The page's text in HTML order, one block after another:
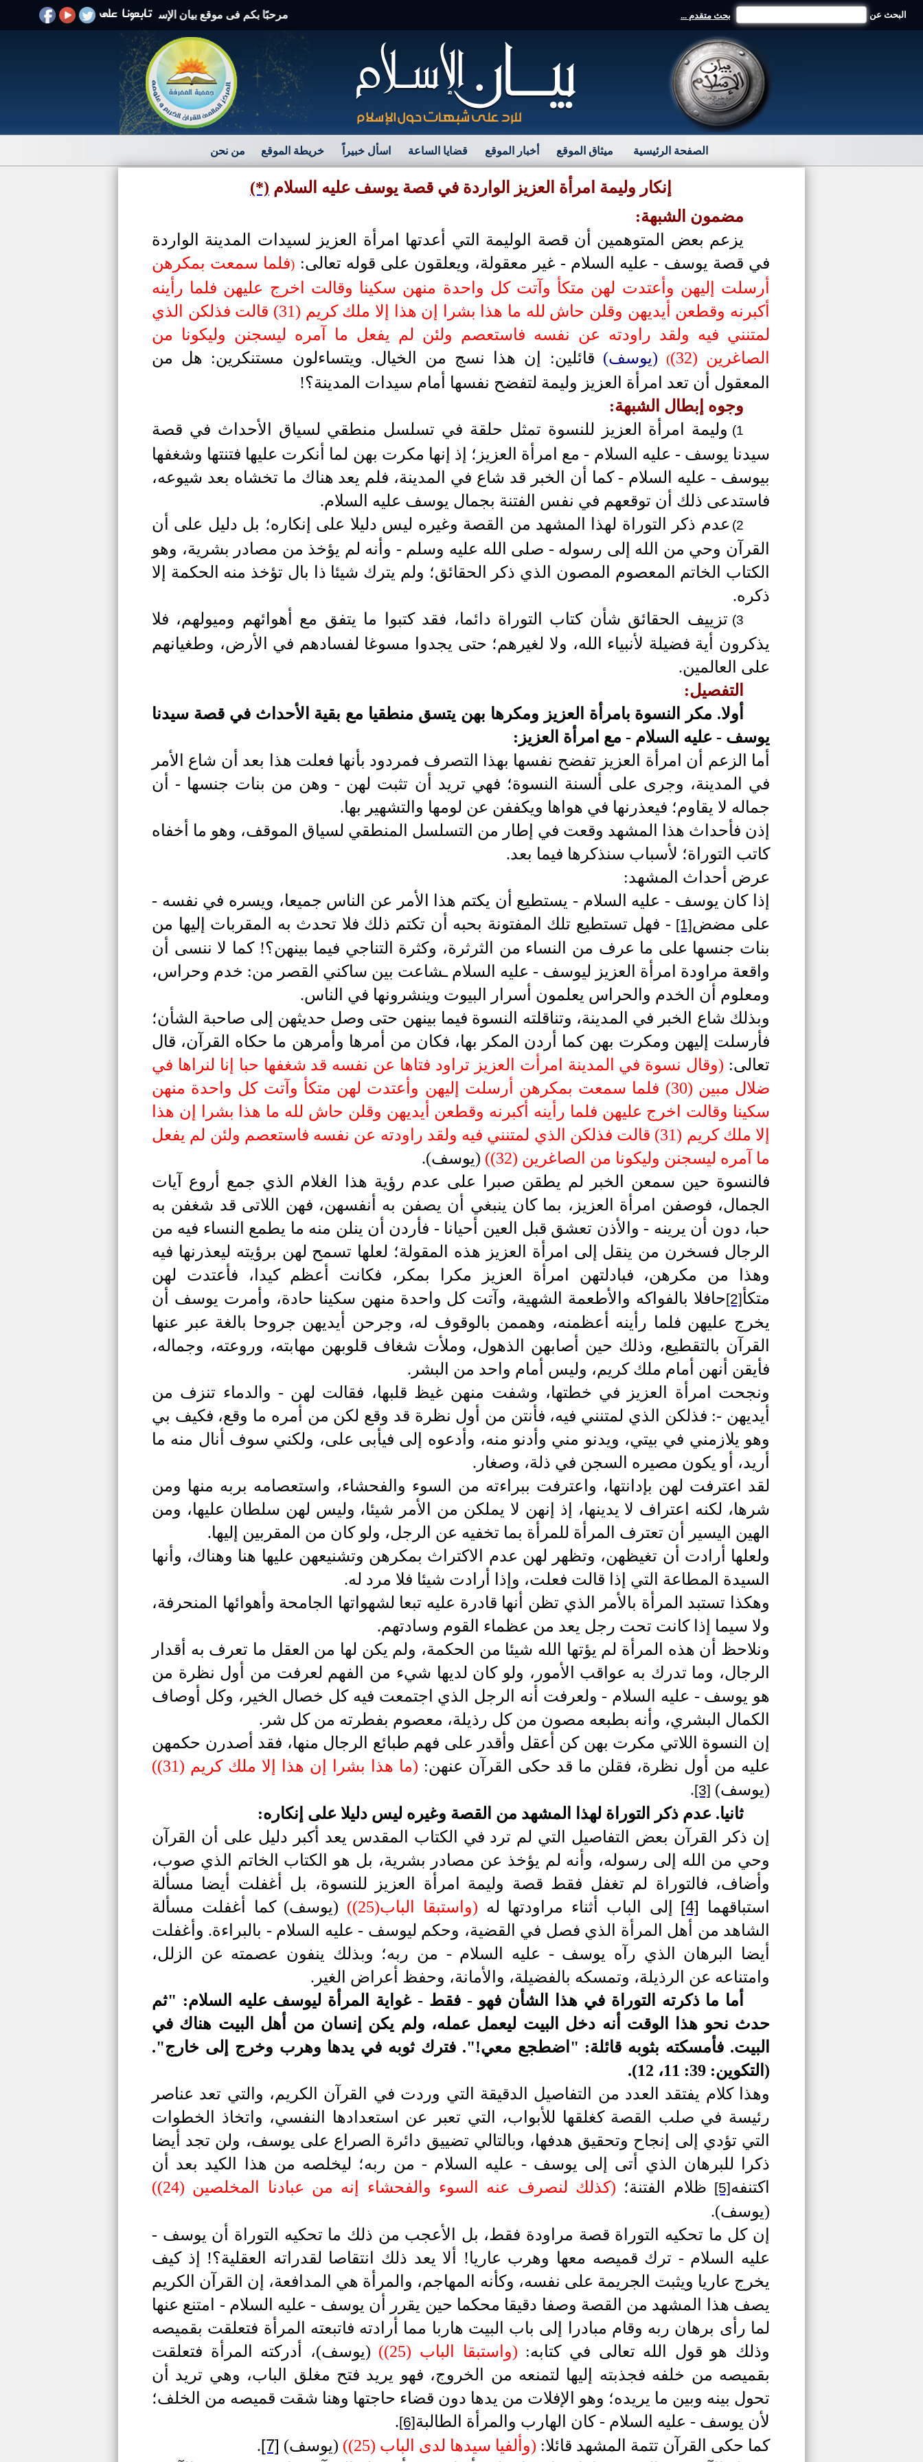
مرحبًا بكم فى موقع بيان الإسلام الرد على الافتراءات والشبهات بحث متقدم ... البحث عن
الصفحة الرئيسية ميثاق الموقع أخبار الموقع قضايا الساعة اسأل خبيراً خريطة الموقع من نحن
إنكار وليمة امرأة العزيز الواردة في قصة يوسف عليه السلام (*)
مضمون الشبهة:
يزعم بعض المتوهمين أن قصة الوليمة التي أعدتها امرأة العزيز لسيدات المدينة الواردة
في قصة يوسف - عليه السلام - غير معقولة، ويعلقون على قوله تعالى: )فلما سمعت بمكرهن
أرسلت إليهن وأعتدت لهن متكأ وآتت كل واحدة منهن سكينا وقالت اخرج عليهن فلما رأينه
أكبرنه وقطعن أيديهن وقلن حاش لله ما هذا بشرا إن هذا إلا ملك كريم (31) قالت فذلكن الذي
لمتنني فيه ولقد راودته عن نفسه فاستعصم ولئن لم يفعل ما آمره ليسجنن وليكونا من
الصاغرين (32)
( (يوسف) قائلين: إن هذا نسج من الخيال. ويتساءلون مستنكرين: هل من
المعقول أن تعد امرأة العزيز وليمة لتفضح نفسها أمام سيدات المدينة؟!
وجوه إبطال الشبهة:
1)
وليمة امرأة العزيز للنسوة تمثل حلقة في تسلسل منطقي لسياق الأحداث في قصة
سيدنا يوسف - عليه السلام - مع امرأة العزيز؛ إذ إنها مكرت بهن لما أنكرت عليها فتنتها وشغفها
بيوسف - عليه السلام -كما أن الخبر قد شاع في المدينة، فلم يعد هناك ما تخشاه بعد شيوعه،
فاستدعى ذلك أن توقعهم في نفس الفتنة بجمال يوسف عليه السلام.
2) عدم ذكر التوراة لهذا المشهد من القصة وغيره ليس دليلا على إنكاره؛ بل دليل على أن
القرآن وحي من الله إلى رسوله - صلى الله عليه وسلم - وأنه لم يؤخذ من مصادر بشرية، وهو
الكتاب الخاتم المعصوم المصون الذي ذكر الحقائق؛ ولم يترك شيئا ذا بال تؤخذ منه الحكمة إلا
ذكره.
3)
تزييف الحقائق شأن كتاب التوراة دائما، فقد كتبوا ما يتفق مع أهوائهم وميولهم، فلا
يذكرون أية فضيلة لأنبياء الله، ولا لغيرهم؛ حتى يجدوا مسوغا لفسادهم في الأرض، وطغيانهم
على العالمين.
التفصيل:
أولا. مكر النسوة بامرأة العزيز ومكرها بهن يتسق منطقيا مع بقية الأحداث في قصة سيدنا
يوسف - عليه السلام - مع امرأة العزيز:
أما الزعم أن امرأة العزيز تفضح نفسها بهذا التصرف فمردود بأنها فعلت هذا بعد أن شاع الأمر
في المدينة، وجرى على ألسنة النسوة؛ فهي تريد أن تثبت لهن - وهن من بنات جنسها - أن
جماله لا يقاوم؛ فيعذرنها في هواها ويكففن عن لومها والتشهير بها.
إذن فأحداث هذا المشهد وقعت في إطار من التسلسل المنطقي لسياق الموقف، وهو ما أخفاه
كاتب التوراة؛ لأسباب سنذكرها فيما بعد.
عرض أحداث المشهد:
إذا كان يوسف - عليه السلام - يستطيع أن يكتم هذا الأمر عن الناس جميعا، ويسره في نفسه -
على مضض[1]
- فهل تستطيع تلك المفتونة بحبه أن تكتم ذلك فلا تحدث به المقربات إليها من
بنات جنسها على ما عرف من النساء من الثرثرة، وكثرة التناجي فيما بينهن؟! كما لا ننسى أن
واقعة مراودة امرأة العزيز ليوسف - عليه السلام ـشاعت بين ساكني القصر من: خدم وحراس،
ومعلوم أن الخدم والحراس يعلمون أسرار البيوت وينشرونها في الناس.
وبذلك شاع الخبر في المدينة، وتناقلته النسوة فيما بينهن حتى وصل حديثهن إلى صاحبة الشأن؛
فأرسلت إليهن ومكرت بهن كما أردن المكر بها، فكان من أمرها وأمرهن ما حكاه القرآن، قال
تعالى: )وقال نسوة في المدينة امرأت العزيز تراود فتاها عن نفسه قد شغفها حبا إنا لنراها في
ضلال مبين (30) فلما سمعت بمكرهن أرسلت إليهن وأعتدت لهن متكأ وآتت كل واحدة منهن
سكينا وقالت اخرج عليهن فلما رأينه أكبرنه وقطعن أيديهن وقلن حاش لله ما هذا بشرا إن هذا
إلا ملك كريم (31) قالت فذلكن الذي لمتنني فيه ولقد راودته عن نفسه فاستعصم ولئن لم يفعل
ما آمره ليسجنن وليكونا من الصاغرين (32)
( (يوسف).
فالنسوة حين سمعن الخبر لم يطقن صبرا على عدم رؤية هذا الغلام الذي جمع أروع آيات
الجمال، فوصفن امرأة العزيز، بما كان ينبغي أن يصفن به أنفسهن، فهن اللاتى قد شغفن به
حبا، دون أن يرينه - والأذن تعشق قبل العين أحيانا - فأردن أن ينلن منه ما يطمع النساء فيه من
الرجال فسخرن من ينقل إلى امرأة العزيز هذه المقولة؛ لعلها تسمح لهن برؤيته ليعذرنها فيه
وهذا من مكرهن، فبادلتهن امرأة العزيز مكرا بمكر، فكانت أعظم كيدا، فأعتدت لهن
متكأ[2]حافلا بالفواكه والأطعمة الشهية، وآتت كل واحدة منهن سكينا حادة، وأمرت يوسف أن
يخرج عليهن فلما رأينه أعظمنه، وهممن بالوقوف له، وجرحن أيديهن جروحا بالغة عبر عنها
القرآن بالتقطيع، وذلك حين أصابهن الذهول، وملأت شغاف قلوبهن مهابته، وروعته، وجماله،
فأيقن أنهن أمام ملك كريم، وليس أمام واحد من البشر.
ونجحت امرأة العزيز في خطتها، وشفت منهن غيظ قلبها، فقالت لهن - والدماء تنزف من
أيديهن -: فذلكن الذي لمتنني فيه، فأنتن من أول نظرة قد وقع لكن من أمره ما وقع، فكيف بي
وهو يلازمني في بيتي، ويدنو مني وأدنو منه، وأدعوه إلى فيأبى على، ولكني سوف أنال منه ما
أريد، أو يكون مصيره السجن في ذلة، وصغار.
لقد اعترفت لهن بإدانتها، واعترفت ببراءته من السوء والفحشاء، واستعصامه بربه منها ومن
شرها، لكنه اعتراف لا يدينها، إذ إنهن لا يملكن من الأمر شيئا، وليس لهن سلطان عليها، ومن
الهين اليسير أن تعترف المرأة للمرأة بما تخفيه عن الرجل، ولو كان من المقربين إليها.
ولعلها أرادت أن تغيظهن، وتظهر لهن عدم الاكتراث بمكرهن وتشنيعهن عليها هنا وهناك، وأنها
السيدة المطاعة التي إذا قالت فعلت، وإذا أرادت شيئا فلا مرد له.
وهكذا تستبد المرأة بالأمر الذي تظن أنها قادرة عليه تبعا لشهواتها الجامحة وأهوائها المنحرفة،
ولا سيما إذا كانت تحت رجل يعد من عظماء القوم وسادتهم.
ونلاحظ أن هذه المرأة لم يؤتها الله شيئا من الحكمة، ولم يكن لها من العقل ما تعرف به أقدار
الرجال، وما تدرك به عواقب الأمور، ولو كان لديها شيء من الفهم لعرفت من أول نظرة من
هو يوسف - عليه السلام - ولعرفت أنه الرجل الذي اجتمعت فيه كل خصال الخير، وكل أوصاف
الكمال البشري، وأنه بطبعه مصون من كل رذيلة، معصوم بفطرته من كل شر.
إن النسوة اللاتي مكرت بهن كن أعقل وأقدر على فهم طبائع الرجال منها، فقد أصدرن حكمهن
عليه من أول نظرة، فقلن ما قد حكى القرآن عنهن: )ما هذا بشرا إن هذا إلا ملك كريم (31)
(
(يوسف) [3]
.
ثانيا. عدم ذكر التوراة لهذا المشهد من القصة وغيره ليس دليلا على إنكاره:
إن ذكر القرآن بعض التفاصيل التي لم ترد في الكتاب المقدس يعد أكبر دليل على أن القرآن
وحي من الله إلى رسوله، وأنه لم يؤخذ عن مصادر بشرية، بل هو الكتاب الخاتم الذي صوب،
وأضاف، فالتوراة لم تغفل فقط قصة وليمة امرأة العزيز للنسوة، بل أغفلت أيضا مسألة
استباقهما [4] إلى الباب أثناء مراودتها له )واستبقا الباب(25) ( (يوسف)كما أغفلت مسألة
الشاهد من أهل المرأة الذي فصل في القضية، وحكم ليوسف - عليه السلام - بالبراءة. وأغفلت
أيضا البرهان الذي رآه يوسف - عليه السلام - من ربه؛ وبذلك ينفون عصمته عن الزلل،
وامتناعه عن الرذيلة، وتمسكه بالفضيلة، والأمانة، وحفظ أعراض الغير.
أما ما ذكرته التوراة في هذا الشأن فهو - فقط - غواية المرأة ليوسف عليه السلام:
"ثم
حدث نحو هذا الوقت أنه دخل البيت ليعمل عمله، ولم يكن إنسان من أهل البيت هناك في
البيت. فأمسكته بثوبه قائلة: "اضطجع معي!". فترك ثوبه في يدها وهرب وخرج إلى خارج"
.
(التكوين: 39: 11، 12).
وهذا كلام يفتقد العدد من التفاصيل الدقيقة التي وردت في القرآن الكريم، والتي تعد عناصر
رئيسة في صلب القصة كغلقها للأبواب، التي تعبر عن استعدادها النفسي، واتخاذ الخطوات
التي تؤدي إلى إنجاح وتحقيق هدفها، وبالتالي تضييق دائرة الصراع على يوسف، ولن تجد أيضا
ذكرا للبرهان الذي أتى إلى يوسف - عليه السلام - من ربه؛ ليخلصه من هذا الكيد بعد أن
اكتنفه[5] ظلام الفتنة؛ )كذلك لنصرف عنه السوء والفحشاء إنه من عبادنا المخلصين (24)
(
(يوسف).
إن كل ما تحكيه التوراة قصة مراودة فقط، بل الأعجب من ذلك ما تحكيه التوراة أن يوسف -
عليه السلام - ترك قميصه معها وهرب عاريا! ألا يعد ذلك انتقاصا لقدراته العقلية؟! إذ كيف
يخرج عاريا ويثبت الجريمة على نفسه، وكأنه المهاجم، والمرأة هي المدافعة، إن القرآن الكريم
يصف هذا المشهد من القصة وصفا دقيقا محكما حين يقرر أن يوسف - عليه السلام -
امتنع عنها
لما رأى برهان ربه وقام مبادرا إلى باب البيت هاربا مما أرادته فاتبعته المرأة فتعلقت بقميصه
وذلك هو قول الله تعالى في كتابه: )واستبقا الباب (25) ( (يوسف)، أدركته المرأة فتعلقت
بقميصه من خلفه فجذبته إليها لتمنعه من الخروج، فهو يريد فتح مغلق الباب، وهي تريد أن
تحول بينه وبين ما يريده؛ وهو الإفلات من يدها دون قضاء حاجتها وهنا شقت قميصه من الخلف؛
لأن يوسف - عليه السلام -كان الهارب والمرأة الطالبة[6]
.
كما حكى القرآن تتمة المشهد قائلا: )وألفيا سيدها لدى الباب (25) ( (يوسف) [7]
.